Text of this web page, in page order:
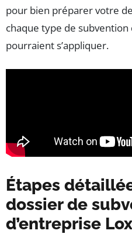
pour bien préparer votre
chaque type de
pourraient s’appliquer.
Étapes
dossier de
d’entreprise